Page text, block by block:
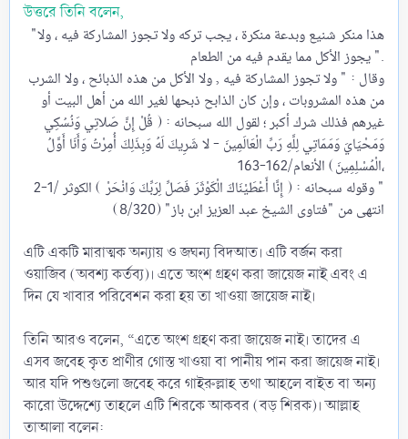
উত্তরে তিনি বলেন,
"هذا منكر شنيع وبدعة منكرة ، يجب تركه ولا تجوز المشاركة فيه ، ولا
يجوز الأكل مما يقدم فيه من الطعام ".
وقال : " ولا تجوز المشاركة فيه , ولا الأكل من هذه الذبائح ، ولا الشرب
من هذه المشروبات ، وإن كان الذابح ذبحها لغير الله من أهل البيت أو
غيرهم فذلك شرك أكبر ؛ لقول الله سبحانه : ( قُلْ إِنَّ صَلاتِي وَنُسُكِي
وَمَحْيَايَ وَمَمَاتِي لِلَّهِ رَبِّ الْعَالَمِينَ - لا شَرِيكَ لَهُ وَبِذَلِكَ أُمِرْتُ وَأَنَا أَوَّلُ
الْمُسْلِمِينَ) الأنعام/162-163،
وقوله سبحانه : ( إِنَّا أَعْطَيْنَاكَ الْكَوْثَرَ فَصَلِّ لِرَبِّكَ وَانْحَرْ ) الكوثر /1-2 "
এটি একটি মারাত্মক অন্যায় ও জঘন্য বিদআত। এটি বর্জন করা
ওয়াজিব (অবশ্য কর্তব্য)। এতে অংশ গ্রহণ করা জায়েজ নাই এবং এ
দিন যে খাবার পরিবেশন করা হয় তা খাওয়া জায়েজ নাই।
তিনি আরও বলেন, “এতে অংশ গ্রহণ করা জায়েজ নাই। তাদের এ
এসব জবেহ কৃত প্রাণীর গোস্ত খাওয়া বা পানীয় পান করা জায়েজ নাই।
আর যদি পশুগুলো জবেহ করে গাইরুল্লাহ তথা আহলে বাইত বা অন্য
কারো উদ্দেশ্যে তাহলে এটি শিরকে আকবর (বড় শিরক)। আল্লাহ
তাআলা বলেন: